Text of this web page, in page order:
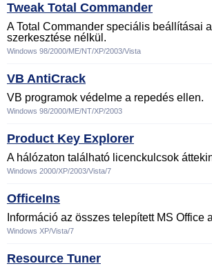
Tweak Total Commander
A Total Commander speciális beállításai
szerkesztése nélkül.
Windows 98/2000/ME/NT/XP/2003/Vista
VB AntiCrack
VB programok védelme a repedés ellen.
Windows 98/2000/ME/NT/XP/2003
Product Key Explorer
A hálózaton található licenckulcsok
Windows 2000/XP/2003/Vista/7
OfficeIns
Információ az összes telepített MS Office
Windows XP/Vista/7
Resource Tuner